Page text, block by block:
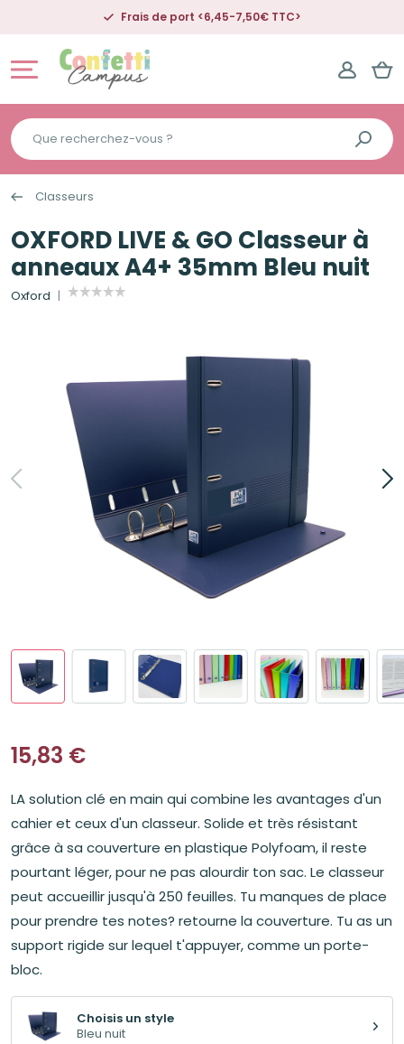
Frais de port <6,45-7,50€ TTC>
Que
recherchez-
vous
?
Classeurs
OXFORD LIVE & GO Classeur à
anneaux A4+ 35mm Bleu nuit
Oxford
15,83 €
LA solution clé en main qui combine les avantages d'un
cahier et ceux d'un classeur. Solide et très résistant
grâce à sa couverture en plastique Polyfoam, il reste
pourtant léger, pour ne pas alourdir ton sac. Le classeur
peut accueillir jusqu'à 250 feuilles. Tu manques de place
pour prendre tes notes? retourne la couverture. Tu as un
support rigide sur lequel t'appuyer, comme un porte-
bloc.
Choisis un style
Bleu nuit